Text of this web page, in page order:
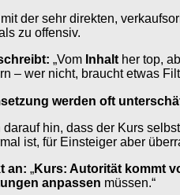
der sehr direkten,
zu offensiv.
„Vom Inhalt her top,
– wer nicht, braucht etwas
werden oft
hin, dass der Kurs
ist, für Einsteiger aber
an: „Kurs: Autorität kommt
anpassen müssen.“